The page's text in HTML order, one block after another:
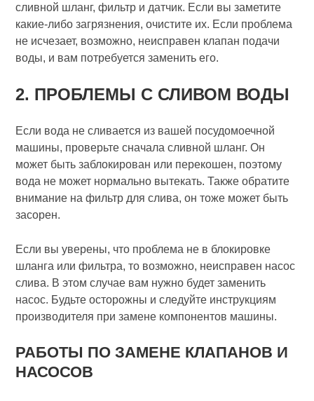
сливной шланг, фильтр и датчик. Если вы заметите
какие-либо загрязнения, очистите их. Если проблема
не исчезает, возможно, неисправен клапан подачи
воды, и вам потребуется заменить его.
2. ПРОБЛЕМЫ С СЛИВОМ ВОДЫ
Если вода не сливается из вашей посудомоечной
машины, проверьте сначала сливной шланг. Он
может быть заблокирован или перекошен, поэтому
вода не может нормально вытекать. Также обратите
внимание на фильтр для слива, он тоже может быть
засорен.
Если вы уверены, что проблема не в блокировке
шланга или фильтра, то возможно, неисправен насос
слива. В этом случае вам нужно будет заменить
насос. Будьте осторожны и следуйте инструкциям
производителя при замене компонентов машины.
РАБОТЫ ПО ЗАМЕНЕ КЛАПАНОВ И
НАСОСОВ